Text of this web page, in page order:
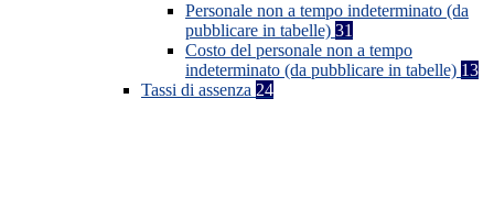
Personale non a tempo indeterminato (da
pubblicare in tabelle) 31
Costo del personale non a tempo
indeterminato (da pubblicare in tabelle) 13
Tassi di assenza 24